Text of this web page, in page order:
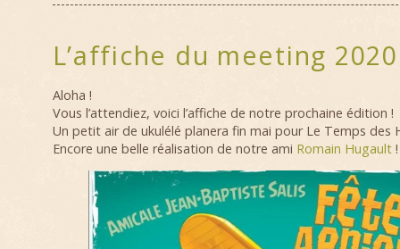
L’affiche du meeting 2020
Aloha !
Vous l’attendiez, voici l’affiche de notre prochaine édition !
Un petit air de ukulélé planera fin mai pour Le Temps des
Encore une belle réalisation de notre ami Romain Hugault!